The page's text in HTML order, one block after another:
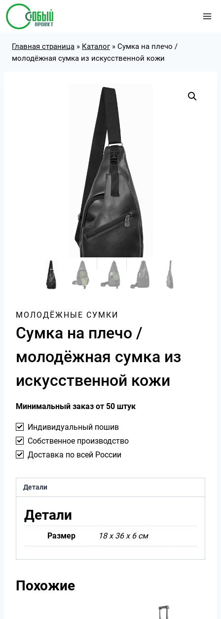
Перейти
содержимому
Главная страница » Каталог» Сумка на плечо /
молодёжная сумка из искусственной кожи
МОЛОДЁЖНЫЕ СУМКИ
Сумка на плечо /
молодёжная сумка из
искусственной кожи
Минимальный заказ от 50 штук
Индивидуальный пошив
Собственное производство
Доставка по всей России
Детали
Детали
Размер 18 х 36 х 6 см
Похожие